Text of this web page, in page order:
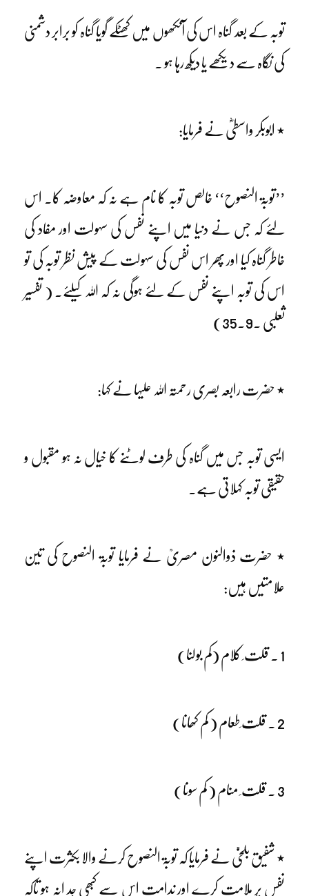
توبہ کے بعد گناہ اس کی آنکھوں میں کھٹکے گویا گناہ کو برابر دشمنی
کی نگاہ سے دیکھے یا دیکھ رہا ہو ۔
٭ ابوبکر واسطیؓ نے فرمایا:
’’توبۃ النصوح‘‘ خالص توبہ کا نام ہے نہ کہ معاوضہ کا۔ اس
لئے کہ جس نے دنیا میں اپنے نفس کی سہولت اور مفاد کی
خاطر گناہ کیا اور پھر اس نفس کی سہولت کے پیش نظر توبہ کی تو
اس کی توبہ اپنے نفس کے لئے ہوگی نہ کہ اللہ کیلئے۔ ( تفسیر
ثعلبی ۔9۔35)
٭ حضرت رابعہ بصری رحمتہ اللہ علیہا نے کہا:
ایسی توبہ جس میں گناہ کی طرف لوٹنے کا خیال نہ ہو مقبول و
حقیقی توبہ کہلاتی ہے۔
٭ حضرت ذوالنون مصریؒ نے فرمایا توبۃ النصوح کی تین
علامتیں ہیں:
1 ۔ قلت ِ کلام (کم بولنا)
2 ۔ قلت ِطعام ( کم کھانا)
3 ۔ قلت ِ منام ( کم سونا)
٭ شفیق بلخیؒ نے فرمایا کہ توبۃ النصوح کرنے والا بکثرت اپنے
نفس پر ملامت کرے اور ندامت اس سے کبھی جد انہ ہو تاکہ